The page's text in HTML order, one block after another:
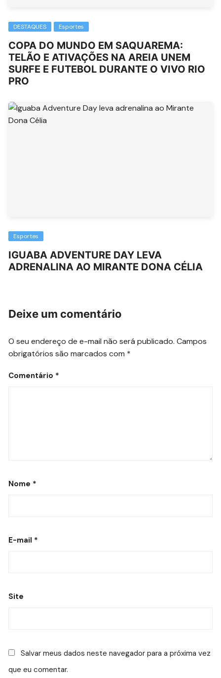
DESTAQUES Esportes
COPA DO MUNDO EM SAQUAREMA:
TELÃO E ATIVAÇÕES NA AREIA UNEM
SURFE E FUTEBOL DURANTE O VIVO RIO
PRO
Esportes
IGUABA ADVENTURE DAY LEVA
ADRENALINA AO MIRANTE DONA CÉLIA
Deixe um comentário
O seu endereço de e-mail não será publicado. Campos
obrigatórios são marcados com *
Comentário *
Nome *
E-mail *
Site
Salvar meus dados neste navegador para a próxima vez
que eu comentar.